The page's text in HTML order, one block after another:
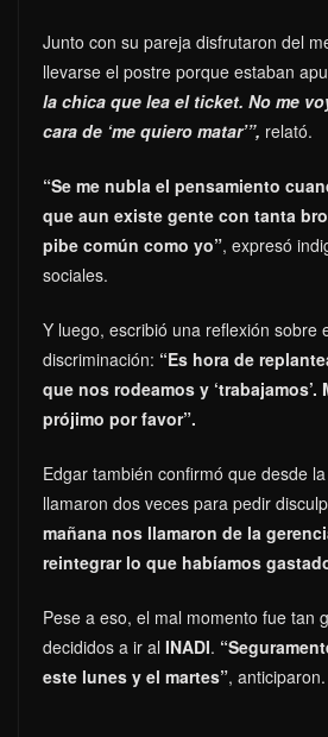
Junto con su pareja disfrutaron del
llevarse el postre porque estaban
la chica que lea el ticket. No me
cara de ‘me quiero matar’”, relató.
“Se me nubla el pensamiento
que aun existe gente con tanta
pibe común como yo”, expresó
sociales.
Y luego, escribió una reflexión sobre
discriminación: “Es hora de
que nos rodeamos y ‘trabajamos’.
prójimo por favor”.
Edgar también confirmó que desde
llamaron dos veces para pedir
mañana nos llamaron de la
reintegrar lo que habíamos
Pese a eso, el mal momento fue tan
decididos a ir al INADI.
este lunes y el martes”, anticiparon.